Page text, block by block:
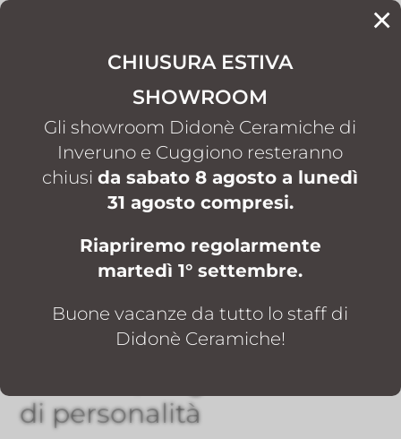
×
CHIUSURA ESTIVA
SHOWROOM
Gli showroom Didonè Ceramiche di
Inveruno e Cuggiono resteranno
chiusida sabato 8 agosto a lunedì
31 agosto compresi.
Riapriremo regolarmente
martedì 1° settembre.
Buone vacanze da tutto lo staff di
Didonè Ceramiche!
PIASTRELLE E RIVESTIMENTI
Piastrelle e rivestimenti
OCE a Inveruno e
Cuggiono: superfici
ceramiche per ambienti
di personalità